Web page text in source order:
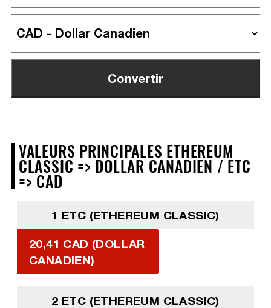
VALEURS PRINCIPALES ETHEREUM
CLASSIC => DOLLAR CANADIEN / ETC
=> CAD
1 ETC (ETHEREUM CLASSIC)
20,41 CAD (DOLLAR
CANADIEN)
2 ETC (ETHEREUM CLASSIC)